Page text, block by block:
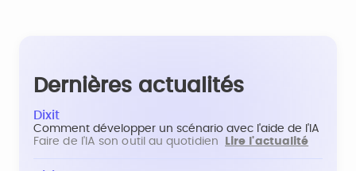
Dernières actualités
Dixit
Comment développer un scénario avec l'aide de l'IA
Faire de l'IA son outil au quotidien
Lire l'actualité